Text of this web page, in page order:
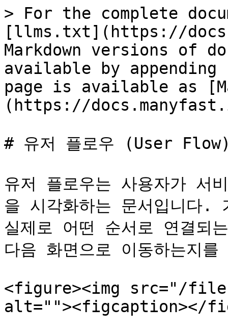
> For the complete
[llms.txt](https://
Markdown versions of
available by
page is available as
(https://
# 유저 플로우 (User
유저 플로우는 사용자가 서
을 시각화하는 문서입니다.
실제로 어떤 순서로 연결되
다음 화면으로 이동하는지
<figure><img src="/
alt=""><figcaption></